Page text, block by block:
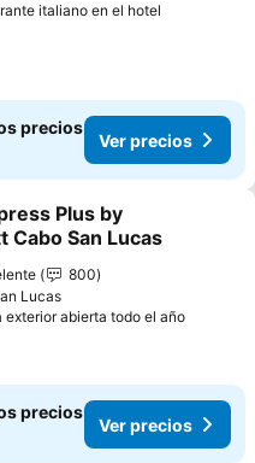
italiano en el hotel
precios
Ver precios
a favoritos
Plus by
Cabo San Lucas
800
Lucas
exterior abierta todo el año
precios
Ver precios